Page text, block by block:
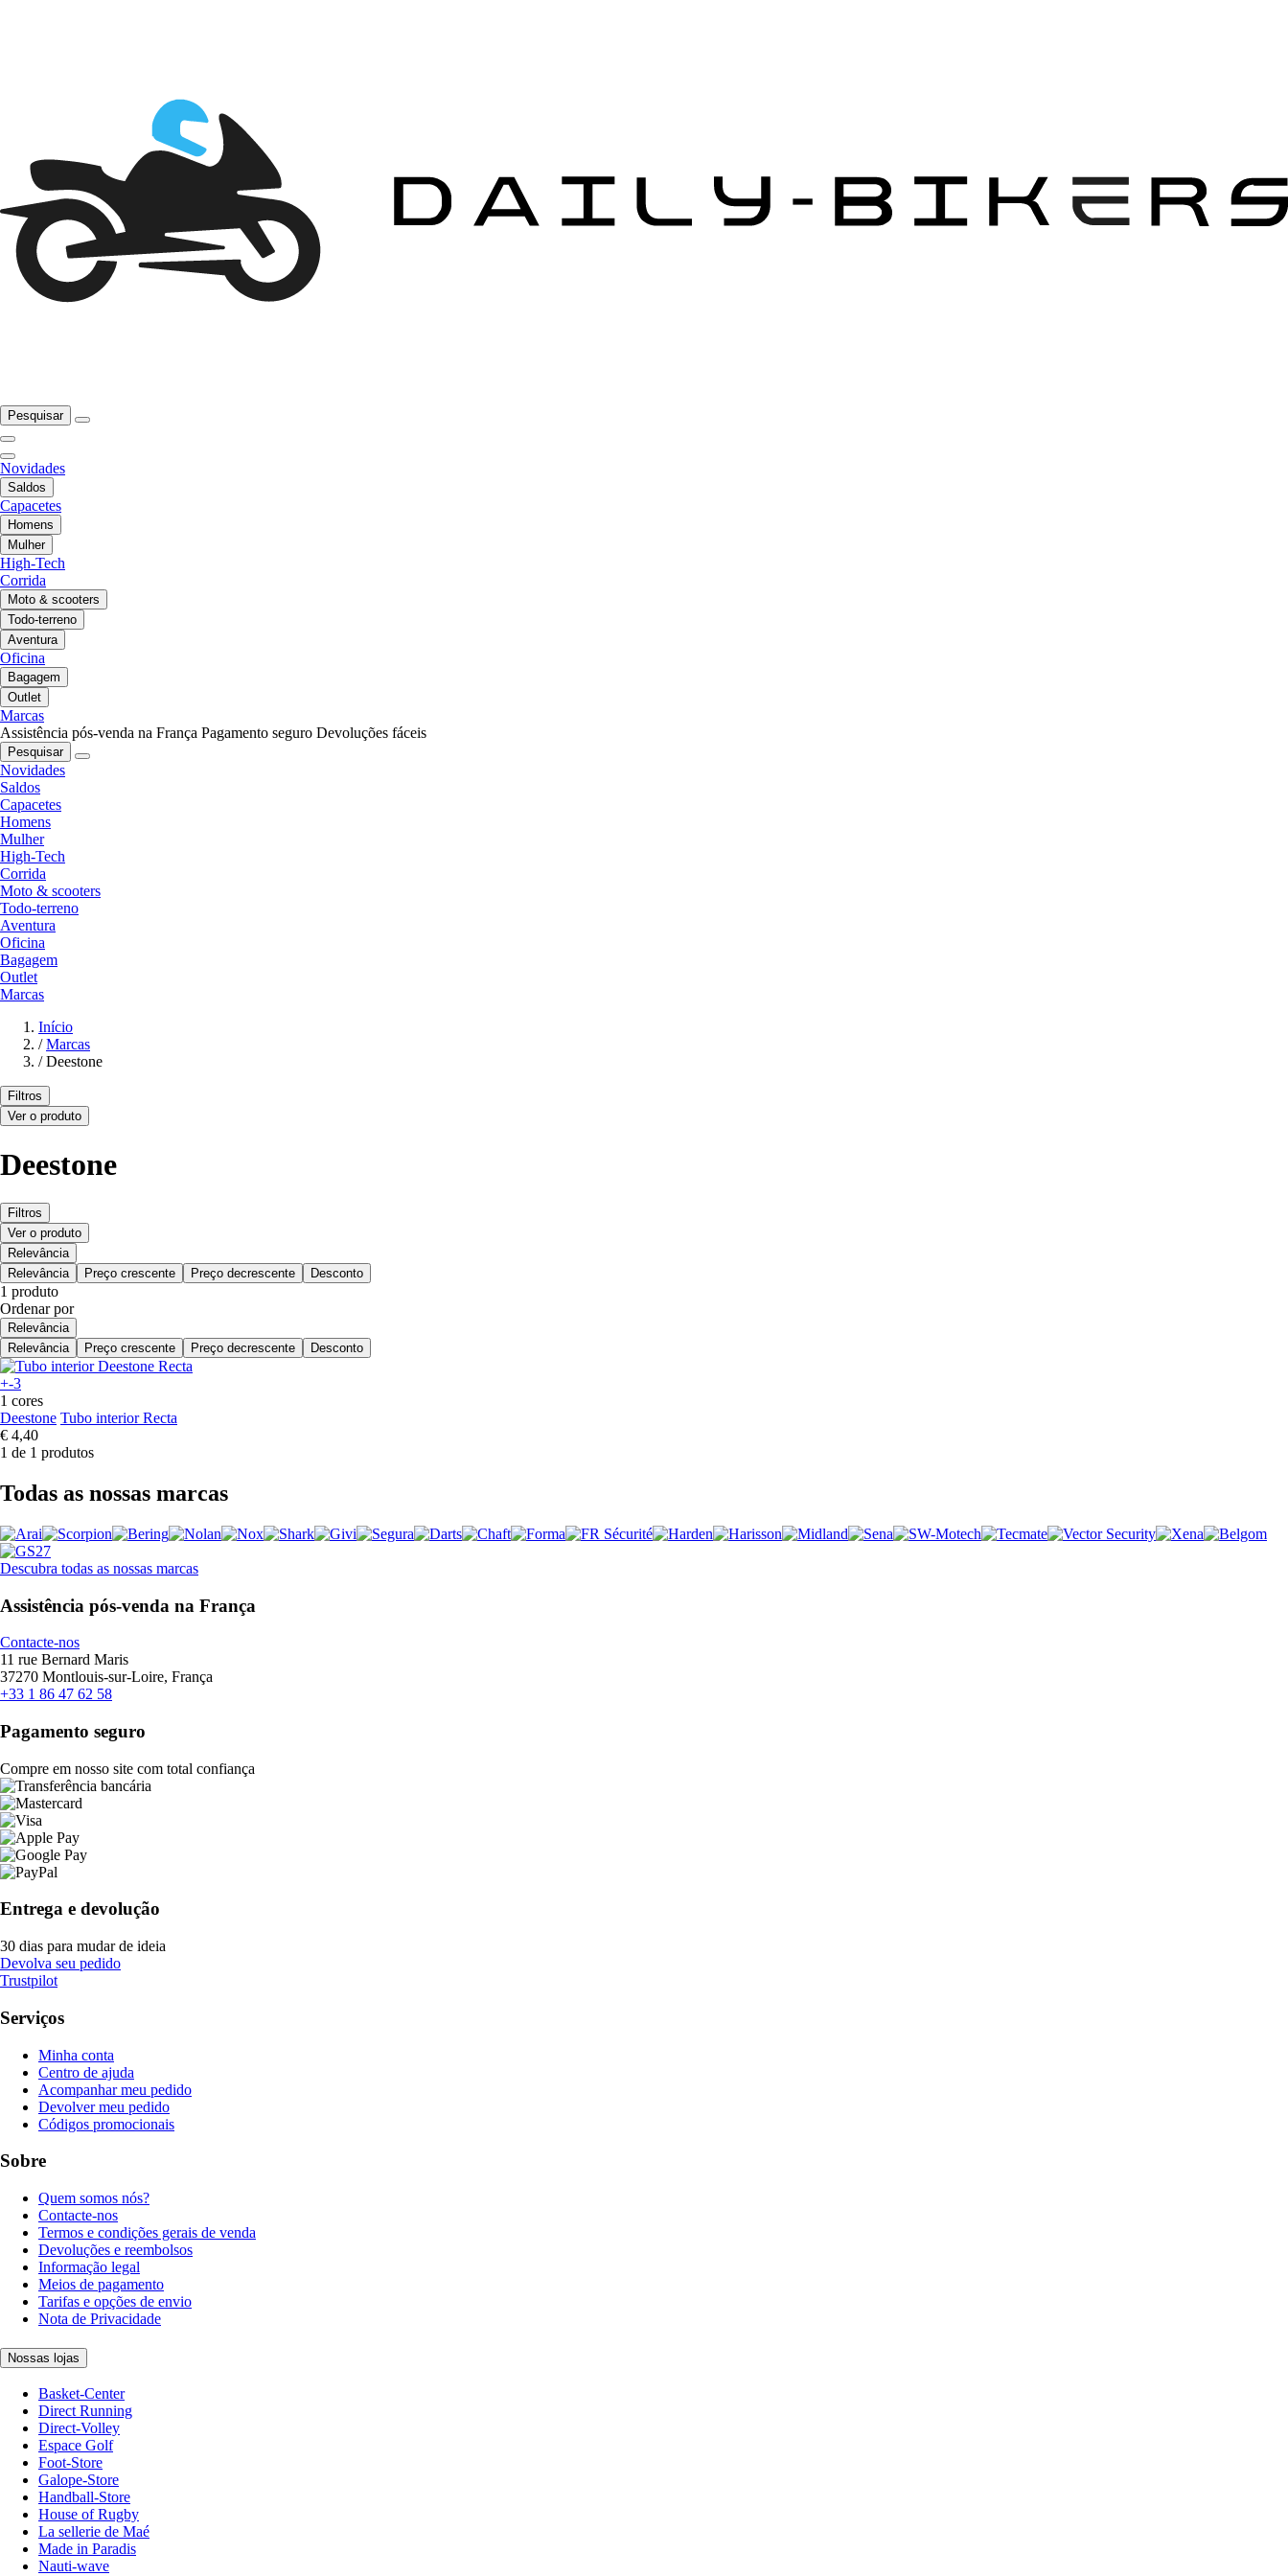
Pesquisar
Novidades
Saldos
Capacetes
Homens
Mulher
High-Tech
Corrida
Moto & scooters
Todo-terreno
Aventura
Oficina
Bagagem
Outlet
Marcas
Assistência pós-venda na França Pagamento seguro Devoluções fáceis
Pesquisar
Novidades
Saldos
Capacetes
Homens
Mulher
High-Tech
Corrida
Moto & scooters
Todo-terreno
Aventura
Oficina
Bagagem
Outlet
Marcas
Início
/ Marcas
/ Deestone
Filtros
Ver o produto
Deestone
Filtros
Ver o produto
Relevância
Relevância
Preço crescente Preço decrescente Desconto
1 produto
Ordenar por
Relevância
Relevância
Preço crescente Preço decrescente Desconto
+-3
1 cores
Deestone Tubo interior Recta
€ 4,40
1 de 1 produtos
Todas as nossas marcas
Descubra todas as nossas marcas
Assistência pós-venda na França
Contacte-nos
11 rue Bernard Maris
37270 Montlouis-sur-Loire, França
+33 1 86 47 62 58
Pagamento seguro
Compre em nosso site com total confiança
Entrega e devolução
30 dias para mudar de ideia
Devolva seu pedido
Trustpilot
Serviços
Minha conta
Centro de ajuda
Acompanhar meu pedido
Devolver meu pedido
Códigos promocionais
Sobre
Quem somos nós?
Contacte-nos
Termos e condições gerais de venda
Devoluções e reembolsos
Informação legal
Meios de pagamento
Tarifas e opções de envio
Nota de Privacidade
Nossas lojas
Basket-Center
Direct Running
Direct-Volley
Espace Golf
Foot-Store
Galope-Store
Handball-Store
House of Rugby
La sellerie de Maé
Made in Paradis
Nauti-wave